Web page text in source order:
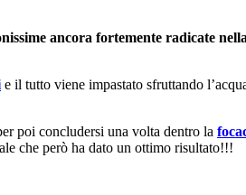
ancora fortemente radicate
e il tutto viene impastato sfruttando
poi concludersi una volta dentro la
che però ha dato un ottimo risultato!!!